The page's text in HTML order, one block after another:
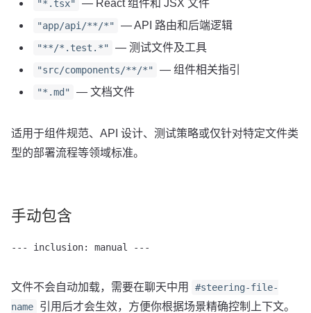
"*.tsx" — React 组件和 JSX 文件
"app/api/**/*" — API 路由和后端逻辑
"**/*.test.*" — 测试文件及工具
"src/components/**/*" — 组件相关指引
"*.md" — 文档文件
适用于组件规范、API 设计、测试策略或仅针对特定文件类
型的部署流程等领域标准。
手动包含
--- inclusion: manual ---
文件不会自动加载，需要在聊天中用
#steering-file-
name
引用后才会生效，方便你根据场景精确控制上下文。